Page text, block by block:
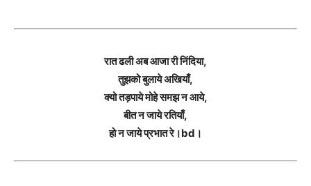
रात ढली अब आजा री निंदिया,
तुझको बुलाये अखियाँ,
क्यो तड़पाये मोहे समझ न आये,
बीत न जाये रतियाँ,
हो न जाये प्रभात रे।bd।